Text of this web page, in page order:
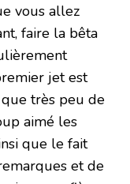
vous allez
faire la bêta
jet est
que très peu de
aimé les
que le fait
et de